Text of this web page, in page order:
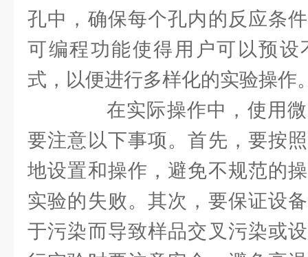
孔中，确保每个孔内的反应条
可编程功能使得用户可以预设
式，以便进行多样化的实验操作
在实际操作中，使用微
要注意以下事项。首先，要按
地设置和操作，避免不规范的
实验的失败。其次，要保证设
于污染而导致样品交叉污染或